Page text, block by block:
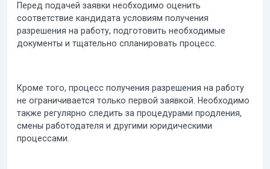
Перед подачей заявки необходимо оценить
соответствие кандидата условиям получения
разрешения на работу, подготовить необходимые
документы и тщательно спланировать процесс.
Кроме того, процесс получения разрешения на работу
не ограничивается только первой заявкой. Необходимо
также регулярно следить за процедурами продления,
смены работодателя и другими юридическими
процессами.